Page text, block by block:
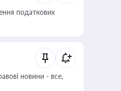
податкових
новини - все,